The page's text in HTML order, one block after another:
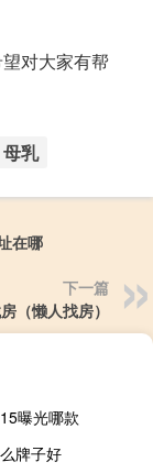
对大家有帮
母乳
在哪
下一篇
（懒人找房）
曝光哪款
牌子好